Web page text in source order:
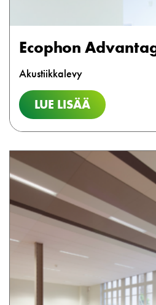
Ecophon
Akustiikkalevy
LUE LISÄÄ